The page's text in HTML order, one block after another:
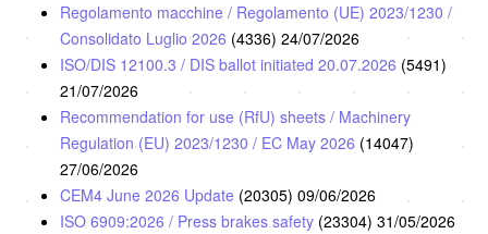
Regolamento macchine / Regolamento (UE) 2023/1230 /
Consolidato Luglio 2026 (4336) 24/07/2026
ISO/DIS 12100.3 / DIS ballot initiated 20.07.2026 (5491)
21/07/2026
Recommendation for use (RfU) sheets / Machinery
Regulation (EU) 2023/1230 / EC May 2026 (14047)
27/06/2026
CEM4 June 2026 Update (20305) 09/06/2026
ISO 6909:2026 / Press brakes safety (23304) 31/05/2026